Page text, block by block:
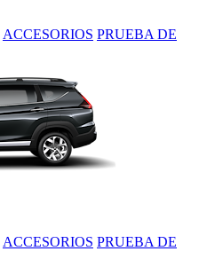
ACCESORIOS PRUEBA DE
ACCESORIOS PRUEBA DE